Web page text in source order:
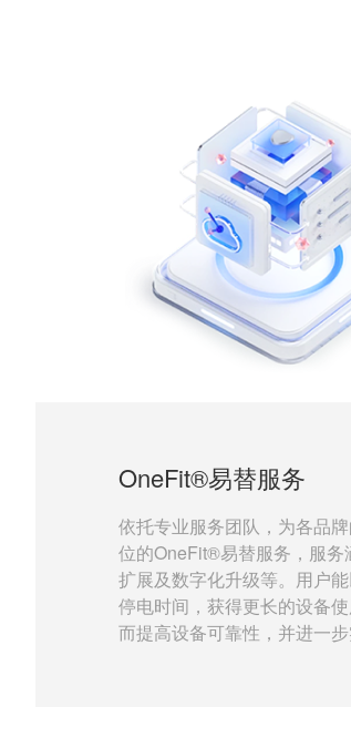
OneFit®易替服务
依托专业服务团队，为各品
位的OneFit®易替服务，服
扩展及数字化升级等。用户
停电时间，获得更长的设备
而提高设备可靠性，并进一步